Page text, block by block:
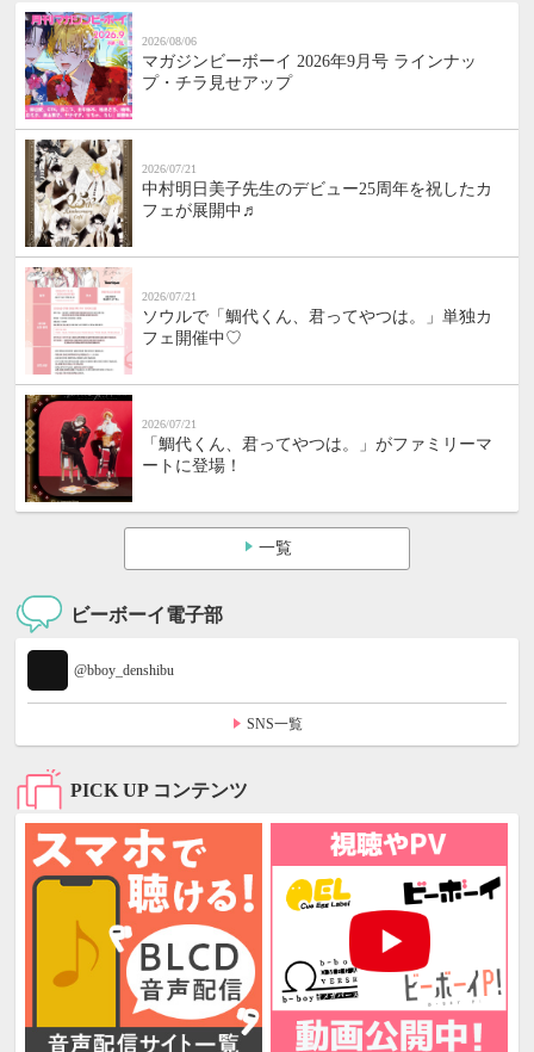
2026/08/06
マガジンビーボーイ 2026年9月号 ラインナッ
プ・チラ見せアップ
2026/07/21
中村明日美子先生のデビュー25周年を祝したカ
フェが展開中♬
2026/07/21
ソウルで「鯛代くん、君ってやつは。」単独カ
フェ開催中♡
2026/07/21
「鯛代くん、君ってやつは。」がファミリーマ
ートに登場！
一覧
ビーボーイ電子部
@bboy_denshibu
SNS一覧
PICK UP コンテンツ